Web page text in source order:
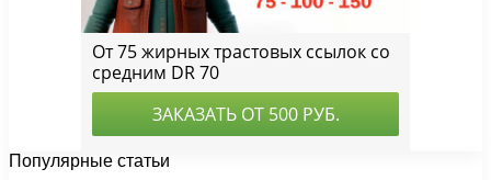
Популярные статьи